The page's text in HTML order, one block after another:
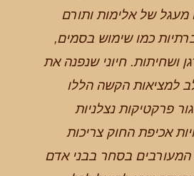
מעגל של אלימות ותורם
כמו שימוש בסמים,
ושחיתות. חיוני שנפנה את
למציאות הקשה הללו
פרקטיקות נצלניות
אכיפת החוק צריכות
בסחר בבני אדם